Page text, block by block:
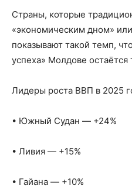
Страны, которые
«экономическим дном»
показывают такой темп,
успеха» Молдове
Лидеры роста ВВП в 2025
• Южный Судан — +24%
• Ливия — +15%
• Гайана — +10%